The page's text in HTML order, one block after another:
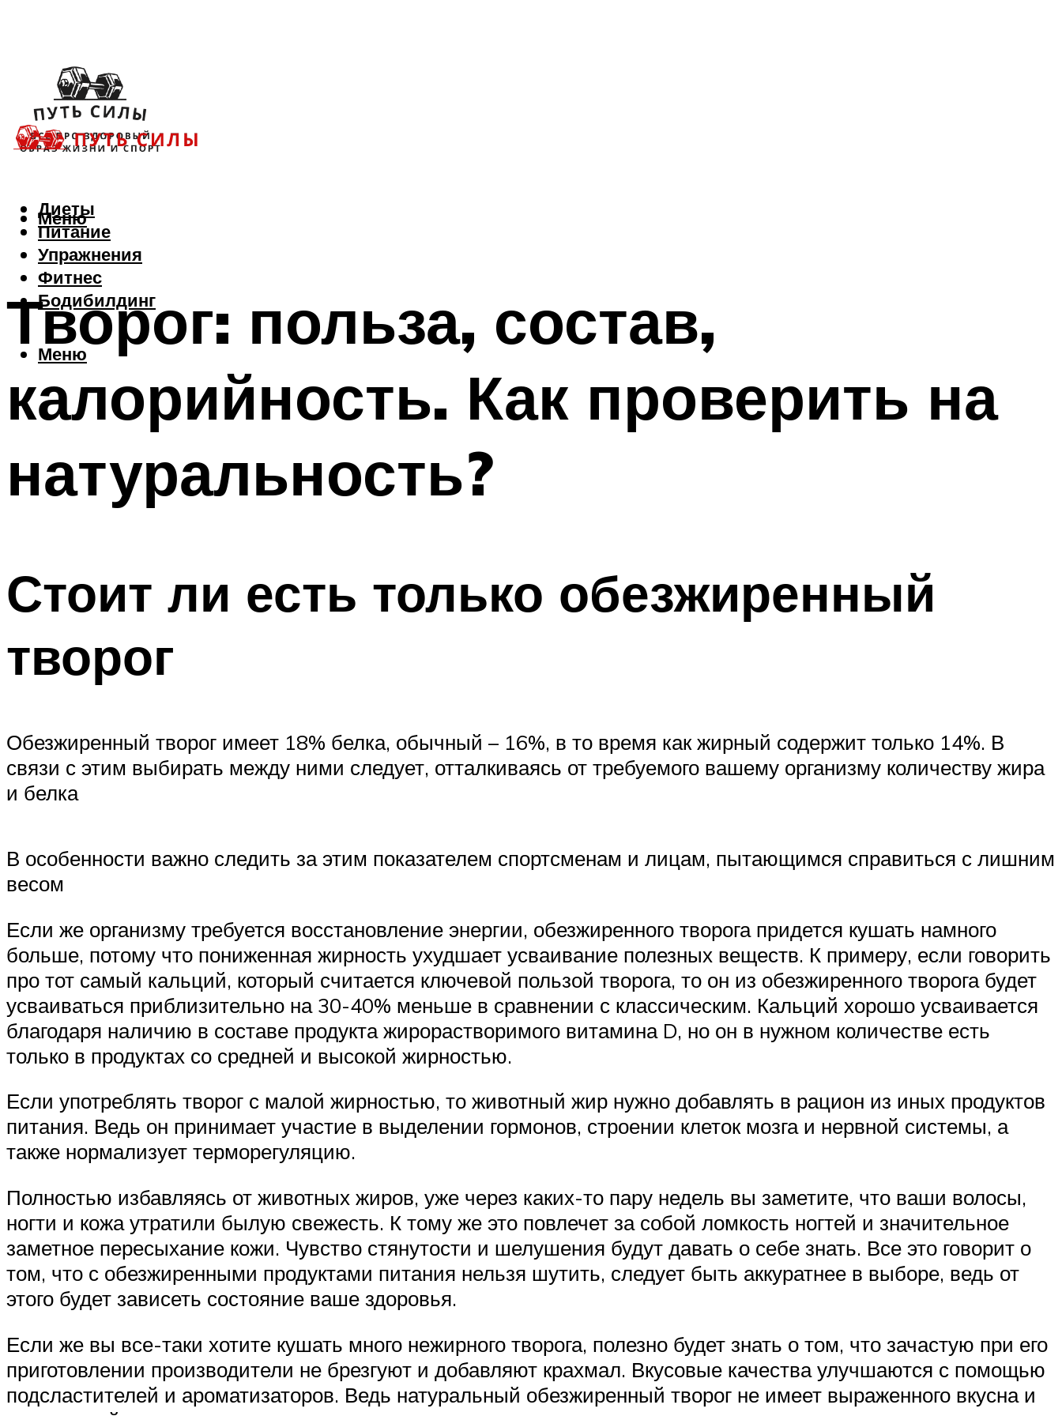
Диеты
Питание
Упражнения
Фитнес
Бодибилдинг
Меню
Меню
Творог: польза, состав,
калорийность. Как проверить на
натуральность?
Стоит ли есть только обезжиренный
творог
Обезжиренный творог имеет 18% белка, обычный – 16%, в то время как жирный содержит только 14%. В
связи с этим выбирать между ними следует, отталкиваясь от требуемого вашему организму количеству жира
и белка
В особенности важно следить за этим показателем спортсменам и лицам, пытающимся справиться с лишним
весом
Если же организму требуется восстановление энергии, обезжиренного творога придется кушать намного
больше, потому что пониженная жирность ухудшает усваивание полезных веществ. К примеру, если говорить
про тот самый кальций, который считается ключевой пользой творога, то он из обезжиренного творога будет
усваиваться приблизительно на 30-40% меньше в сравнении с классическим. Кальций хорошо усваивается
благодаря наличию в составе продукта жирорастворимого витамина D, но он в нужном количестве есть
только в продуктах со средней и высокой жирностью.
Если употреблять творог с малой жирностью, то животный жир нужно добавлять в рацион из иных продуктов
питания. Ведь он принимает участие в выделении гормонов, строении клеток мозга и нервной системы, а
также нормализует терморегуляцию.
Полностью избавляясь от животных жиров, уже через каких-то пару недель вы заметите, что ваши волосы,
ногти и кожа утратили былую свежесть. К тому же это повлечет за собой ломкость ногтей и значительное
заметное пересыхание кожи. Чувство стянутости и шелушения будут давать о себе знать. Все это говорит о
том, что с обезжиренными продуктами питания нельзя шутить, следует быть аккуратнее в выборе, ведь от
этого будет зависеть состояние ваше здоровья.
Если же вы все-таки хотите кушать много нежирного творога, полезно будет знать о том, что зачастую при его
приготовлении производители не брезгуют и добавляют крахмал. Вкусовые качества улучшаются с помощью
подсластителей и ароматизаторов. Ведь натуральный обезжиренный творог не имеет выраженного вкусна и